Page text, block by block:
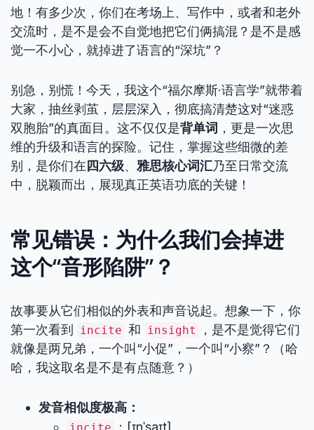
地！有多少次，你们在考场上、写作中，或者和老外
交流时，是不是会不自觉地把它们俩搞混？是不是感
觉一不小心，就掉进了语言的“深坑”？
别急，别慌！今天，我这个“福尔摩斯·语言学”就带着
大家，抽丝剥茧，层层深入，彻底搞清楚这对“迷惑
双胞胎”的真面目。这不仅仅是背单词 ，更是一次思
维的升级和语言的探险。记住，掌握这些细微的差
别，是你们在 四六级、 雅思核心词汇乃至日常交流
中，脱颖而出，展现真正英语功底的关键！
常见错误：为什么我们会掉进
这个“音形陷阱”？
故事要从它们相似的外表和声音说起。想象一下，你
第一次看到
incite 和 insight
，是不是觉得它们
就像是两兄弟，一个叫“小促”，一个叫“小察”？（哈
哈，我这取名是不是有点随意？）
发音相似度极高：
：[ɪnˈsaɪt]